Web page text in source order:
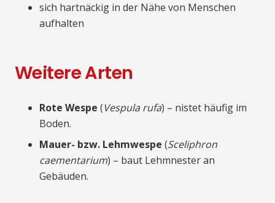
sich hartnäckig in der Nähe von Menschen
aufhalten
Weitere Arten
Rote Wespe (Vespula rufa) – nistet häufig im
Boden.
Mauer- bzw. Lehmwespe (Sceliphron
caementarium) – baut Lehmnester an
Gebäuden.